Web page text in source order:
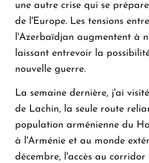
une autre crise qui se
de l'Europe. Les tensions
l'Azerbaïdjan augmentent à
laissant entrevoir la
nouvelle guerre.
La semaine dernière, j'ai
de Lachin, la seule route
population arménienne du
à l'Arménie et au monde
décembre, l'accès au corridor